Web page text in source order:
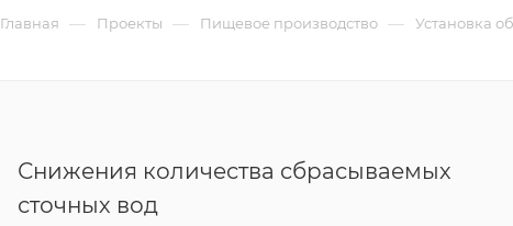
Главная — Проекты — Пищевое производство — Установка
Снижения количества сбрасываемых
сточных вод